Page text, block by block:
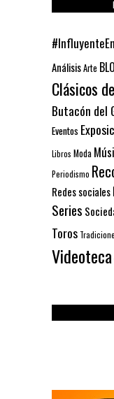
AnálisisArte
Clásicos
Butacón del
Eventos
Libros Moda
Periodismo
Redes sociales
Series
Toros
Videoteca